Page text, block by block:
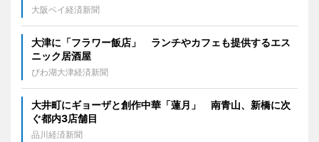
大阪ベイ経済新聞
大津に「フラワー飯店」 ランチやカフェも提供するエス
ニック居酒屋
びわ湖大津経済新聞
大井町にギョーザと創作中華「蓮月」 南青山、新橋に次
ぐ都内3店舗目
品川経済新聞